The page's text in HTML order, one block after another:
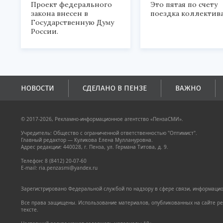
Проект федерального
закона внесен в
Государственную Думу
России.
Это пятая по счету
поездка
НОВОСТИ СДЕЛАНО В ПЕНЗЕ ВАЖНО
© 2017-2026, Рекламно-информационное агентство «ПензаСМИ».
Учредитель: Общество с ограниченной ответственностью "Оптимист".
Главный редактор — Куликова Елена Муллануровна.
Адрес редакции: 440028, г. Пенза, ул. Германа Титова, д. 9.
Телефон: 8 (8412) 20-07-60
E-mail: ria.penzasmi@yandex.ru
Зарегистрировано Федеральной службой по надзору в сфере связи,
Все права защищены. Использование материалов, опубликованных на сайте
тексте.